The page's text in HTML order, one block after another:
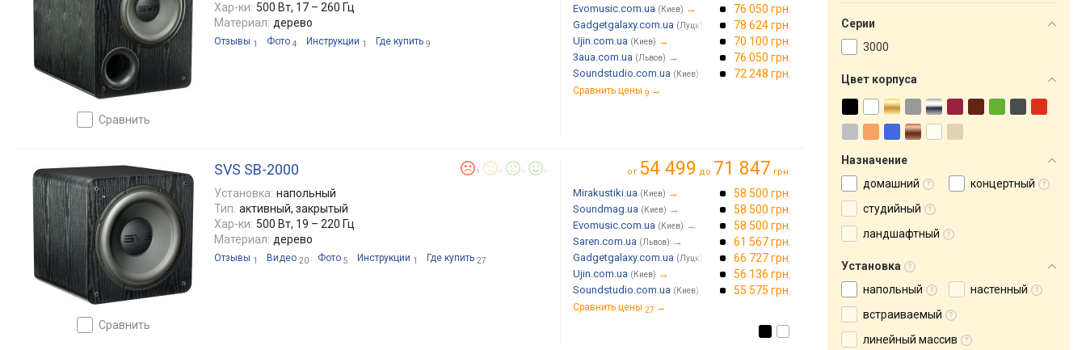
сравнить
Хар-ки: 500 Вт, 17 – 260 Гц
Материал: дерево
Отзывы 1 Фото 4 Инструкции 1 Где купить 9
Evomusic.com.ua (Киев) → 76 050 грн.
Gadgetgalaxy.com.ua (Луцк) 78 624 грн.
Ujin.com.ua (Киев) → 70 100 грн.
3aua.com.ua (Львов) → 76 050 грн.
Soundstudio.com.ua (Киев) 72 248 грн.
Сравнить цены 9 →
сравнить
SVS SB-2000 1
Установка: напольный
Тип: активный, закрытый
Хар-ки: 500 Вт, 19 – 220 Гц
Материал: дерево
Отзывы 1 Видео 20 Фото 5 Инструкции 1 Где купить 27
от 54 499 до 71 847 грн.
Mirakustiki.ua (Киев) → 58 500 грн.
Soundmag.ua (Киев) → 58 500 грн.
Evomusic.com.ua (Киев) → 58 500 грн.
Saren.com.ua (Львов) → 61 567 грн.
Gadgetgalaxy.com.ua (Луцк) 66 727 грн.
Ujin.com.ua (Киев) → 56 136 грн.
Soundstudio.com.ua (Киев) 55 575 грн.
Сравнить цены 27 →
Серии
3000
Цвет корпуса
Назначение
домашний
концертный
студийный
ландшафтный
Установка
напольный
настенный
встраиваемый
линейный массив